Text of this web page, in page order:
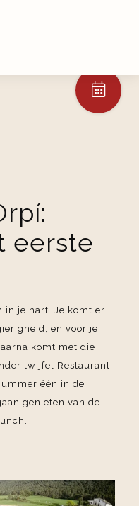
eerste
in je hart. Je komt er
en voor je
komt met die
twijfel Restaurant
één in de
genieten van de